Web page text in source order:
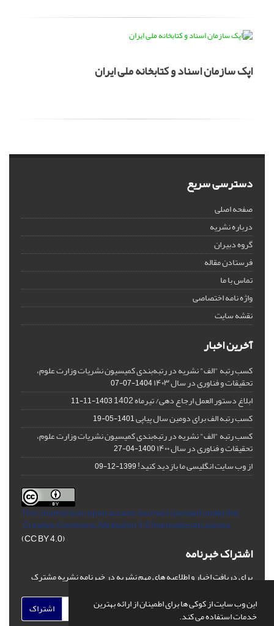
این وب سایت از کوکی ها برای اطمینان از ارائه بهترین
خدمات استفاده می کند.
اپک سازمان اسناد و کتابخانه ملی ایران
دسترسی سریع
صفحه اصلی
درباره نشریه
گروه دبیران
فرستادن مقاله
تماس با ما
واژه نامه اختصاصی
نقشه سایت
آخرین اخبار
کسب رتبه "الف" نشریه در رتبه‌بندی کمیسیون نشریات وزارت علوم،
تحقیقات و فناوری در سال ۱۴۰۳ 1404-07-07
ابلاغ دستور العمل ارجاع دهی/ تیرماه 1402 1403-11-11
کسب رتبه الف برای دومین سال پیاپی1401-05-19
کسب رتبه "الف" نشریه در رتبه‌بندی کمیسیون نشریات وزارت علوم،
تحقیقات و فناوری در سال ۱۴۰۰ 1400-04-27
از وب سایت انگلیسی ما بازدید کنید!1399-12-09
This Journal is an open access Journal Licensedunder the
Creative Commons Attribution 4.0 International License
(CC BY 4.0)
اشتراک خبرنامه
برای دریافت اخبار و اطلاعیه های مهم نشریه در خبرنامه نشریه مشترک
اشتراک